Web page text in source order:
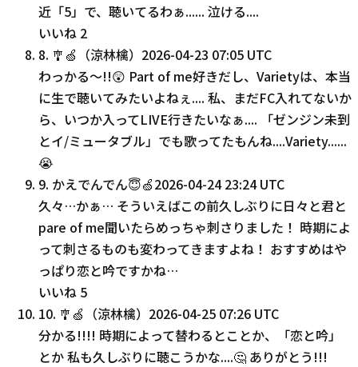
近「5」で、聴いてるわぁ...... 泣ける....
いいね 2
8. 🎐🍏（涼林檎） 2026-04-23 07:05 UTC
わっかる〜!!😲 Part of me好きだし、Varietyは、本当
に生で聴いてみたいよねぇ.... 私、まだFC入れてないか
ら、いつか入ってLIVE行きたいなぁ.... 「ゼンジン未到
とイ/ミュータブル」でも歌ってたもんね....Variety......
😭
9. かえでんでん😇🍏2026-04-24 23:24 UTC
久々…かぁ… そういえばこの前久しぶりに日々と君と
pare of me聞いたらめっちゃ刺さりました！ 時期によ
って刺さるものも変わってきますよね！ おすすめはや
っぱり恋と吟ですかね…
いいね 5
10. 🎐🍏（涼林檎） 2026-04-25 07:26 UTC
分かる!!!! 時期によって替わるとことか、「恋と吟」
とか 私も久しぶりに聴こうかな....🤔 ありがとう!!!